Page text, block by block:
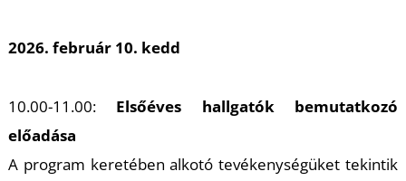
2026. február 10. kedd
10.00-11.00: Elsőéves hallgatók bemutatkozó
előadása
A program keretében alkotó tevékenységüket tekintik